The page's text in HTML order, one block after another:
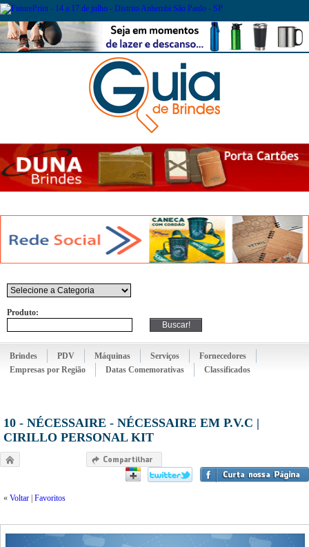
Produto:
Brindes PDV Máquinas Serviços
Fornecedores
Empresas por Região
Datas Comemorativas Classificados
10 - NÉCESSAIRE - NÉCESSAIRE EM P.V.C |
CIRILLO PERSONAL KIT
« Voltar Favoritos